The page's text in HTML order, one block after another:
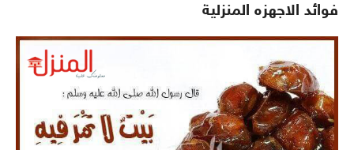
فوائد الاجهزه المنزلية